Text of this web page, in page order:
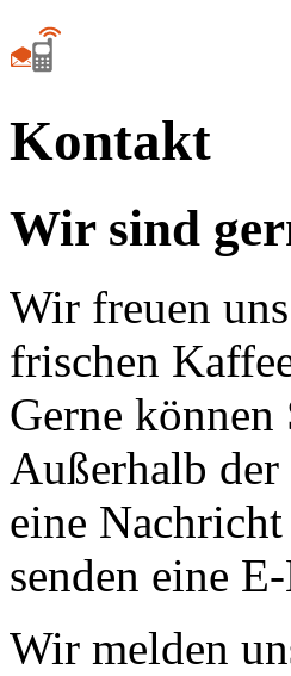
Kontakt
Wir sind
Wir freuen
frischen
Gerne können
Außerhalb
eine
senden eine
Wir melden